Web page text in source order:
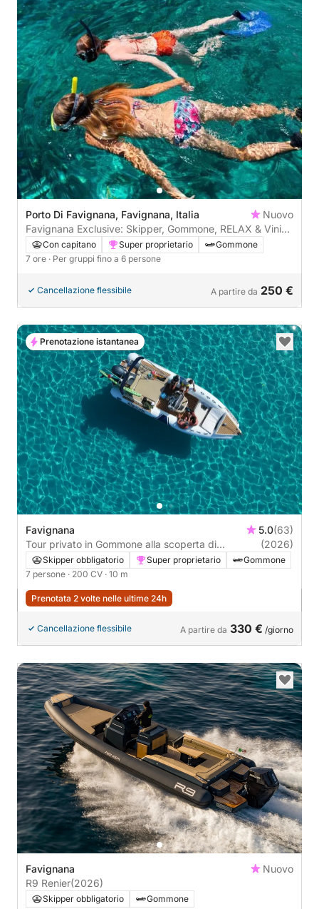
Porto Di Favignana, Favignana, Italia
Nuovo
Favignana Exclusive: Skipper, Gommone, RELAX & Vini
Gandolfo
Con capitano Super proprietario
Gommone
7 ore · Per gruppi fino a 6 persone
Cancellazione flessibile A partire da 250 €
Favignana 5.0(63)
Tour privato in Gommone alla scoperta di
Favignana - Relax e divertimento
(2026)
Skipper obbligatorio Super proprietario
Gommone
7 persone · 200 CV · 10 m
Prenotata 2 volte nelle ultime 24h
Cancellazione flessibile A partire da 330 € /giorno
Prenotazione istantanea
Favignana
Nuovo
R9 Renier(2026)
Skipper obbligatorio
Gommone